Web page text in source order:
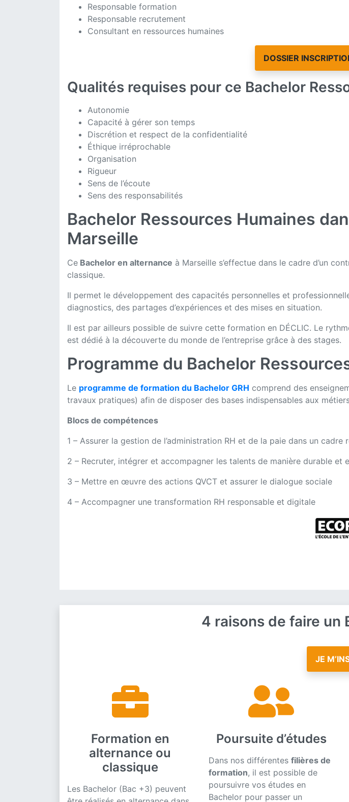
Responsable formation
Responsable recrutement
Consultant en ressources humaines
DOSSIER
Qualités requises pour ce Bachelor
Autonomie
Capacité à gérer son temps
Discrétion et respect de la confidentialité
Éthique irréprochable
Organisation
Rigueur
Sens de l’écoute
Sens des responsabilités
Bachelor Ressources Humaines
Marseille
Ce Bachelor en alternance à Marseille s’effectue dans le cadre d’un
classique.
Il permet le développement des capacités personnelles et
diagnostics, des partages d’expériences et des mises en situation.
Il est par ailleurs possible de suivre cette formation en DÉCLIC. Le
est dédié à la découverte du monde de l’entreprise grâce à des stages.
Programme du Bachelor
Le programme de formation du Bachelor GRH comprend des
travaux pratiques) afin de disposer des bases indispensables aux
Blocs de compétences
1 – Assurer la gestion de l’administration RH et de la paie dans un cadre
2 – Recruter, intégrer et accompagner les talents de manière durable et
3 – Mettre en œuvre des actions QVCT et assurer le dialogue sociale
4 – Accompagner une transformation RH responsable et digitale
4 raisons de faire un
JE
Formation en
alternance ou
classique
Les Bachelor (Bac +3) peuvent
Poursuite d’études
Dans nos différentes filières de
formation, il est possible de
poursuivre vos études en
Bachelor pour passer un